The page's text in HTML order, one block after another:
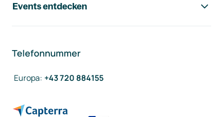
Events entdecken
Telefonnummer
Europa: +43 720 884155